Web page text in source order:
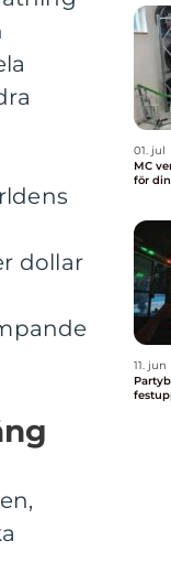
dollar
01. jul
MC
för
11. jun
Partybuss